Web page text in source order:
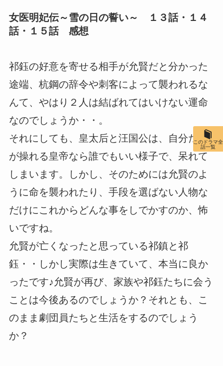
女医明妃伝～雪の日の誓い～ １３話・１４
話・１５話 感想
祁鈺の好意を寄せる相手が允賢だと分かった
途端、杭鋼の辞令や刺客によって襲われるな
んて、やはり２人は結ばれてはいけない運命
なのでしょうか・・。
それにしても、皇太后と汪国公は、自分たち
が操れる皇帝なら誰でもいい様子で、呆れて
しまいます。しかし、そのためには允賢のよ
うに命を襲われたり、手段を選ばない人物な
だけにこれからどんな事をしでかすのか、怖
いですね。
允賢が亡くなったと思っている祁鎮と祁
鈺・・しかし実際は生きていて、本当に良か
ったです♪允賢が再び、家族や祁鈺たちに会う
ことは今後あるのでしょうか？それとも、こ
のまま劇団員たちと生活をするのでしょう
か？
このドラマ全
話一覧